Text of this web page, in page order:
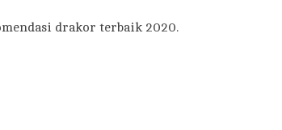
drakor terbaik 2020.